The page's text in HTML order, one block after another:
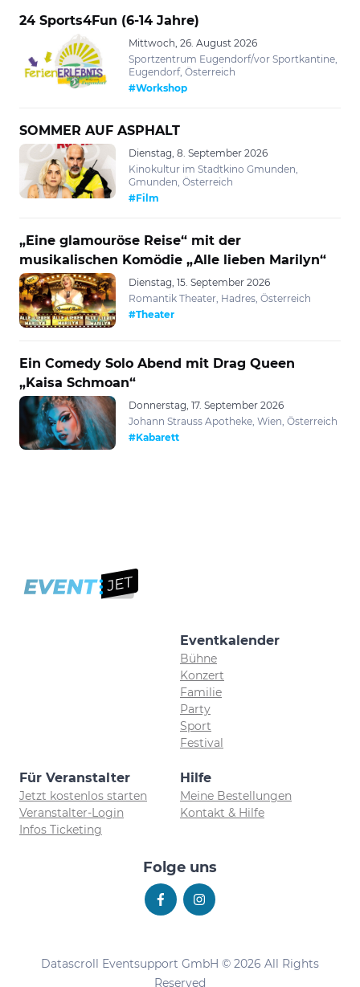
24 Sports4Fun (6-14 Jahre)
Mittwoch, 26. August 2026
Sportzentrum Eugendorf/vor Sportkantine,
Eugendorf, Österreich
#Workshop
SOMMER AUF ASPHALT
Dienstag, 8. September 2026
Kinokultur im Stadtkino Gmunden,
Gmunden, Österreich
#Film
„Eine glamouröse Reise“ mit der
musikalischen Komödie „Alle lieben Marilyn“
Dienstag, 15. September 2026
Romantik Theater, Hadres, Österreich
#Theater
Ein Comedy Solo Abend mit Drag Queen
„Kaisa Schmoan“
Donnerstag, 17. September 2026
Johann Strauss Apotheke, Wien, Österreich
#Kabarett
Eventkalender
Bühne
Konzert
Familie
Party
Sport
Festival
Für Veranstalter
Jetzt kostenlos starten
Veranstalter-Login
Infos Ticketing
Hilfe
Meine Bestellungen
Kontakt & Hilfe
Folge uns
Datascroll Eventsupport GmbH © 2026 All Rights
Reserved